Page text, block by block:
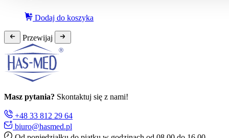
Dodaj do koszyka
Przewijaj
Masz pytania? Skontaktuj się z nami!
+48 33 812 29 64
biuro@hasmed.pl